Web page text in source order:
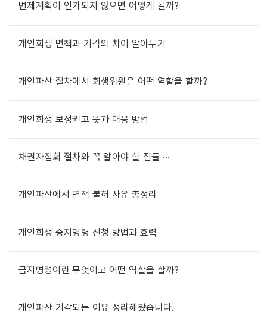
변제계획이 인가되지 않으면 어떻게 될까?
개인회생 면책과 기각의 차이 알아두기
개인파산 절차에서 회생위원은 어떤 역할을 할까?
개인회생 보정권고 뜻과 대응 방법
채권자집회 절차와 꼭 알아야 할 점들 ···
개인파산에서 면책 불허 사유 총정리
개인회생 중지명령 신청 방법과 효력
금지명령이란 무엇이고 어떤 역할을 할까?
개인파산 기각되는 이유 정리해봤습니다.